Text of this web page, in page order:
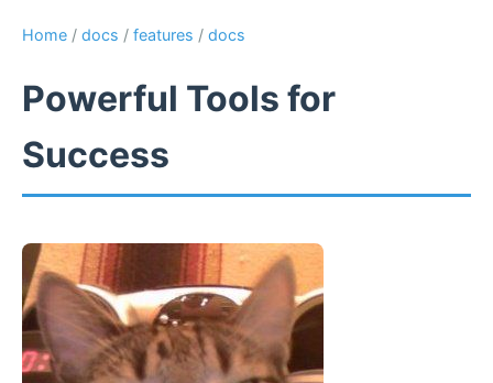
Home / docs / features / docs
Powerful Tools for
Success